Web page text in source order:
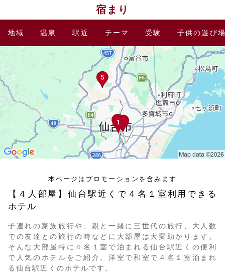
宿まり
地域 温泉 駅近 テーマ 受験 子供の遊び
本ページはプロモーションを含みます
【４人部屋】仙台駅近くで４名１室利用できる
ホテル
子連れの家族旅行や、親と一緒に三世代の旅行、大人数
での友達との旅行の時などに大部屋は大変助かります。
そんな大部屋特に４名１室で泊まれる仙台駅近くの便利
で人気のホテルをご紹介。洋室で和室で４名１室泊まれ
る仙台駅近くのホテルです。